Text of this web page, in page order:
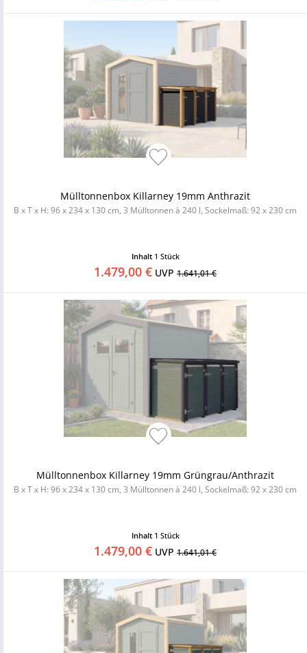
Mülltonnenbox Killarney 19mm Anthrazit
B x T x H: 96 x 234 x 130 cm, 3 Mülltonnen à 240 l, Sockelmaß: 92 x 230 cm
Inhalt 1 Stück
1.479,00 € UVP 1.641,01 €
Mülltonnenbox Killarney 19mm Grüngrau/Anthrazit
B x T x H: 96 x 234 x 130 cm, 3 Mülltonnen à 240 l, Sockelmaß: 92 x 230 cm
Inhalt 1 Stück
1.479,00 € UVP 1.641,01 €